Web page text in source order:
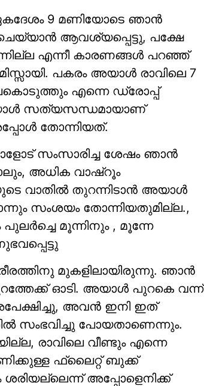
9 മണിയോടെ ഞാന്‍
ആവശ്യപ്പെട്ടു, പക്ഷേ
എന്നീ കാരണങ്ങള്‍ പറഞ്ഞ്
പകരം അയാള്‍ രാവിലെ 7
എന്നെ ഡ്രോപ്പ്
സത്യസന്ധമായാണ്
തോന്നിയത്.
സംസാരിച്ച ശേഷം ഞാന്‍
അധിക വാഷ്‌റൂം
വാതില്‍ തുറന്നിടാന്‍ അയാള്‍
സംശയം തോന്നിയതുമില്ല.,
മൂന്നിനും , മൂന്നേ
മുകളിലായിരുന്നു. ഞാന്‍
പുറത്തേക്ക് ഓടി. അയാള്‍ പുറകെ വന്ന്
അവന്‍ ഇനി ഇത്
സംഭവിച്ചു പോയതാണെന്നും.
രാവിലെ വീണ്ടും എന്നെ
ഫ്ലൈറ്റ് ബുക്ക്
അപ്പോളെനിക്ക്